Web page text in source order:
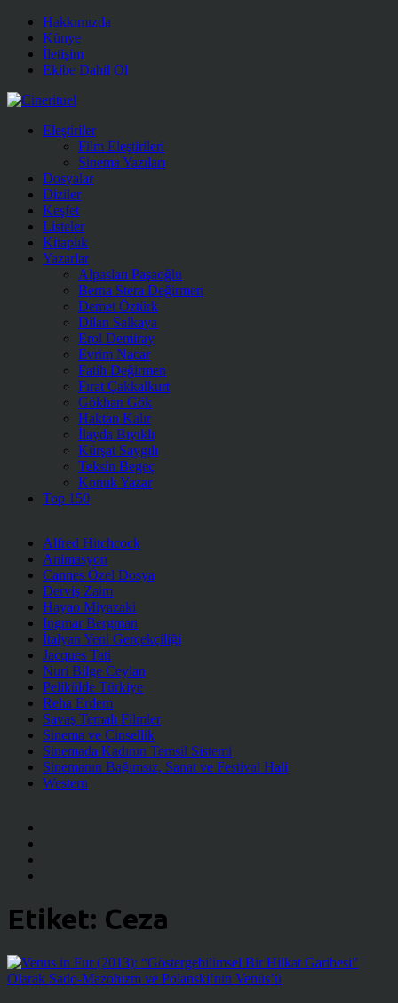
Hakkımızda
Künye
İletişim
Ekibe Dahil Ol
Eleştiriler
Film Eleştirileri
Sinema Yazıları
Dosyalar
Diziler
Keşfet
Listeler
Kitaplık
Yazarlar
Alpaslan Paşaoğlu
Berna Stera Değirmen
Demet Öztürk
Dilan Salkaya
Erol Demiray
Evrim Nacar
Fatih Değirmen
Fırat Çakkalkurt
Gökhan Gök
Haktan Kalır
İlayda Bıyıklı
Kürşat Saygılı
Teksin Begeç
Konuk Yazar
Top 150
Alfred Hitchcock
Animasyon
Cannes Özel Dosya
Derviş Zaim
Hayao Miyazaki
Ingmar Bergman
İtalyan Yeni Gerçekçiliği
Jacques Tati
Nuri Bilge Ceylan
Pelikülde Türkiye
Reha Erdem
Savaş Temalı Filmler
Sinema ve Cinsellik
Sinemada Kadının Temsil Sistemi
Sinemanın Bağımsız, Sanat ve Festival Hali
Western
Etiket: Ceza